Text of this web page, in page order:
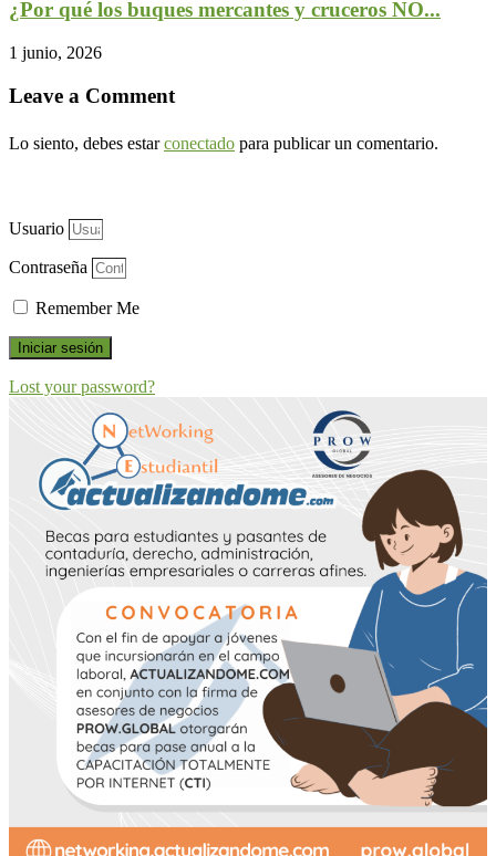
¿Por qué los buques mercantes y cruceros NO...
1 junio, 2026
Leave a Comment
Lo siento, debes estarconectado para publicar un comentario.
Usuario
Contraseña
Remember Me
Iniciar sesión
Lost your password?